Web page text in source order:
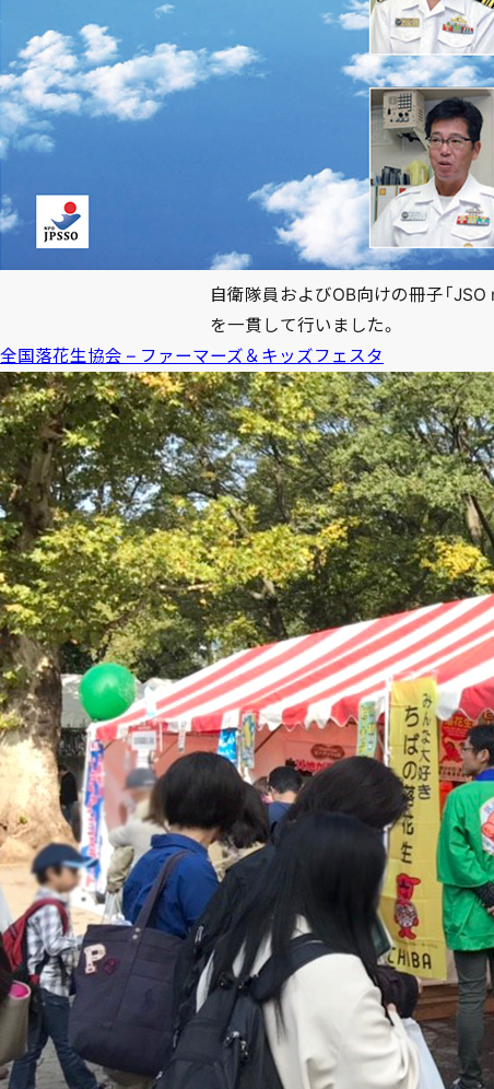
自衛隊員およびOB向けの冊子「JSO
を一貫して行いました。
全国落花生協会 – ファーマーズ＆キッズフェスタ